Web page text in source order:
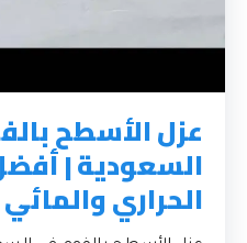
عزل الأسطح
السعودية |
الحراري